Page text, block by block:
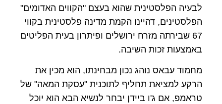
לבעיה הפלסטינית שהוא בעצם "הקווים האדומים"
הפלסטינים, דהיינו הקמת מדינה פלסטינית בקווי
67 שבירתה מזרח ירושלים ופיתרון בעית הפליטים
באמצעות זכות השיבה.
מחמוד עבאס נוהג נכון מבחינתו, הוא מכין את
הרקע למציאת תחליף לתוכנית "עסקת המאה" של
טראמפ, אם ג'ו ביידן יבחר לנשיא הבא הוא יוכל